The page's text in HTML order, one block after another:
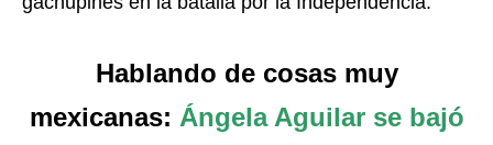
Hablando de cosas muy
mexicanas: Ángela Aguilar se bajó